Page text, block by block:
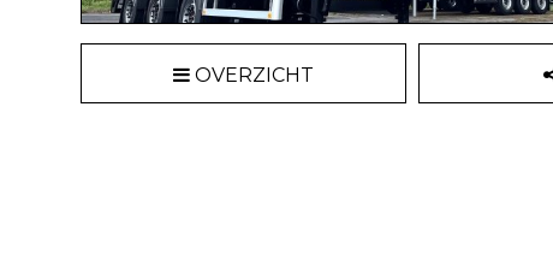
OVERZICHT